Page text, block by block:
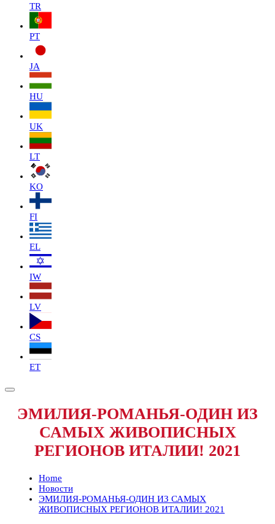
TR
PT
JA
HU
UK
LT
KO
FI
EL
IW
LV
CS
ET
ЭМИЛИЯ-РОМАНЬЯ-ОДИН ИЗ
САМЫХ ЖИВОПИСНЫХ
РЕГИОНОВ ИТАЛИИ! 2021
Home
Новости
ЭМИЛИЯ-РОМАНЬЯ-ОДИН ИЗ САМЫХ
ЖИВОПИСНЫХ РЕГИОНОВ ИТАЛИИ! 2021